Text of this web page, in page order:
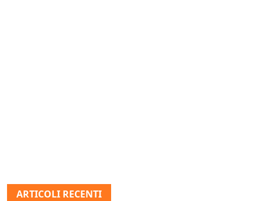
ARTICOLI RECENTI